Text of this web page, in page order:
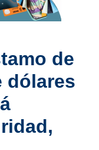
de
dólares